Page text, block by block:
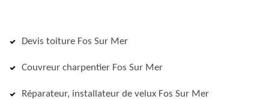
Devis toiture Fos Sur Mer
Couvreur charpentier Fos Sur Mer
Réparateur, installateur de velux Fos Sur Mer